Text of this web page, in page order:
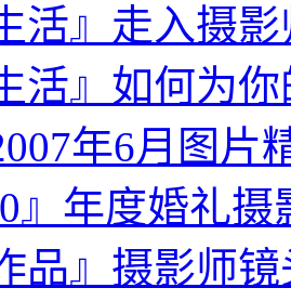
活』走入摄
活』如何为
年6月图片
』年度婚礼摄
品』摄影师